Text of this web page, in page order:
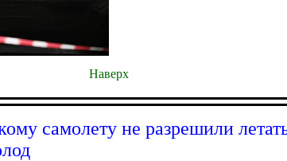
Наверх
самолету не разрешили